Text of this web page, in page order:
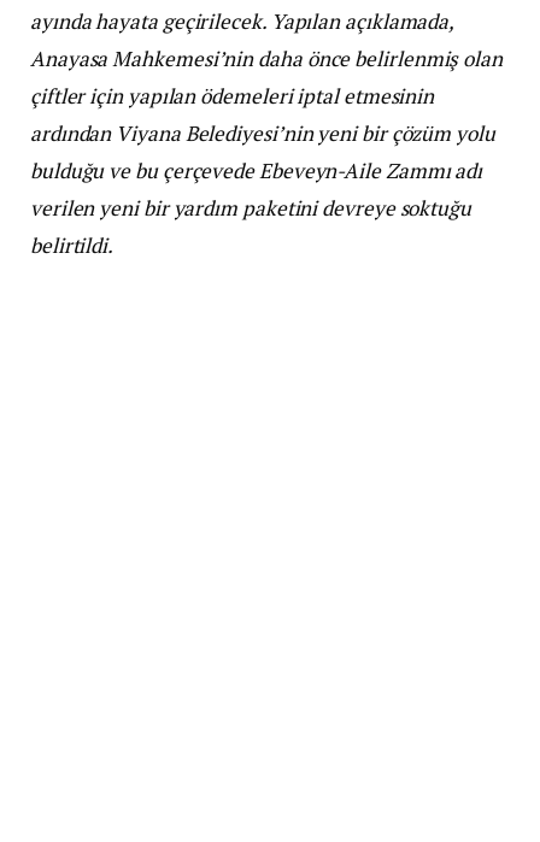
ayında hayata geçirilecek. Yapılan açıklamada,
Anayasa Mahkemesi’nin daha önce belirlenmiş olan
çiftler için yapılan ödemeleri iptal etmesinin
ardından Viyana Belediyesi’nin yeni bir çözüm yolu
bulduğu ve bu çerçevede Ebeveyn-Aile Zammı adı
verilen yeni bir yardım paketini devreye soktuğu
belirtildi.